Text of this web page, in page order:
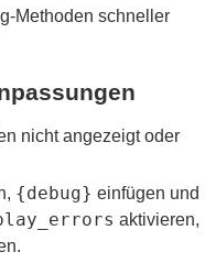
Methoden schneller
nicht angezeigt oder
{debug} einfügen und
aktivieren,